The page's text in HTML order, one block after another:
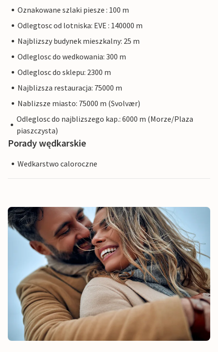
Oznakowane szlaki piesze : 100 m
Odlegtosc od lotniska: EVE : 140000 m
Najblizszy budynek mieszkalny: 25 m
Odleglosc do wedkowania: 300 m
Odleglosc do sklepu: 2300 m
Najblizsza restauracja: 75000 m
Nablizsze miasto: 75000 m (Svolvær)
Odleglosc do najblizszego kap.: 6000 m (Morze/Plaza
piaszczysta)
Porady wędkarskie
Wedkarstwo caloroczne